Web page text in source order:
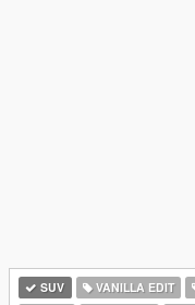
SUV VANILLA EDIT